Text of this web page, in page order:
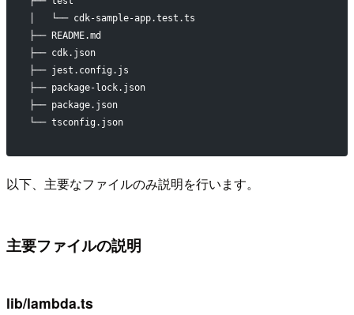
│   └── cdk-sample-app.test.ts
├── README.md
├── cdk.json
├── jest.config.js
├── package-lock.json
├── package.json
└── tsconfig.json
以下、主要なファイルのみ説明を行います。
主要ファイルの説明
lib/lambda.ts